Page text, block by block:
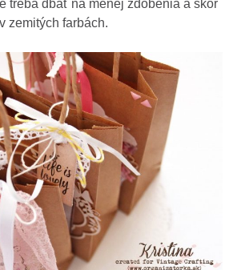
treba dbať na menej zdobenia a skôr
v zemitých farbách.